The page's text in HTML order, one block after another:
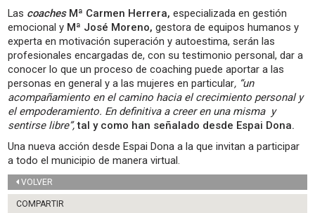
Las coachesMª Carmen Herrera,especializada en gestión
emocional y Mª José Moreno, gestora de equipos humanos y
experta en motivación superación y autoestima, serán las
profesionales encargadas de, con su testimonio personal, dar a
conocer lo que un proceso de coaching puede aportar a las
personas en general y a las mujeres en particular, “un
acompañamiento en el camino hacia el crecimiento personal y
el empoderamiento. En definitiva a creer en una misma y
sentirse libre”, tal y como han señalado desde Espai Dona.
Una nueva acción desde Espai Dona a la que invitan a participar
a todo el municipio de manera virtual.
VOLVER
COMPARTIR